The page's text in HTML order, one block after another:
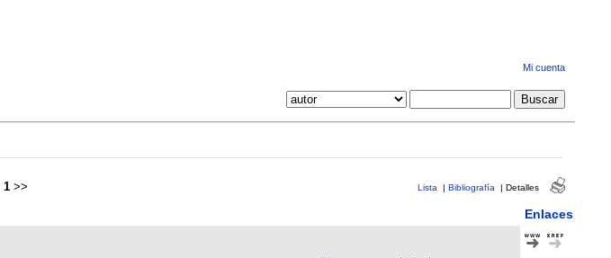
Mi cuenta
1 >> Lista | Bibliografía | Detalles
Enlaces